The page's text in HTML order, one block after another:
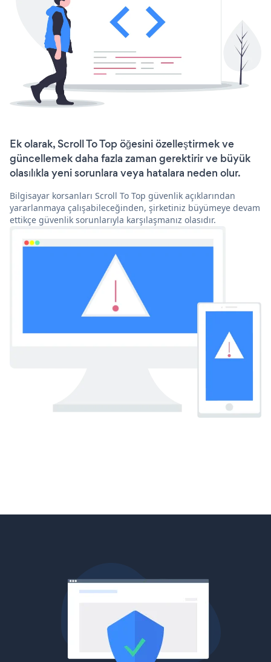
Ek olarak, Scroll To Top öğesini özelleştirmek ve
güncellemek daha fazla zaman gerektirir ve büyük
olasılıkla yeni sorunlara veya hatalara neden olur.
Bilgisayar korsanları Scroll To Top güvenlik açıklarından
yararlanmaya çalışabileceğinden, şirketiniz büyümeye devam
ettikçe güvenlik sorunlarıyla karşılaşmanız olasıdır.